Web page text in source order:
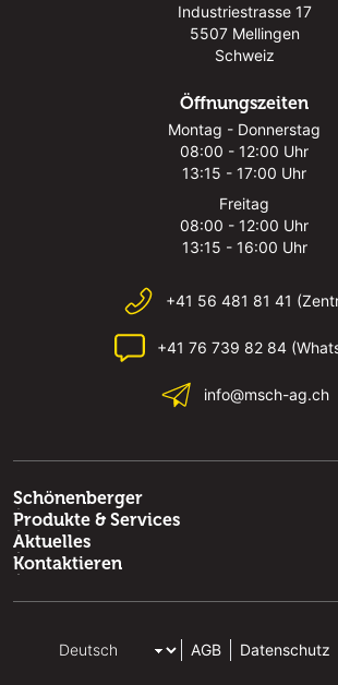
Industriestrasse 17
5507 Mellingen
Schweiz
Öffnungszeiten
Montag - Donnerstag
08:00 - 12:00 Uhr
13:15 - 17:00 Uhr
Freitag
08:00 - 12:00 Uhr
13:15 - 16:00 Uhr
+41 56 481 81 41
+41 76 739 82 84
info@msch-ag.ch
Schönenberger
Produkte & Services
Aktuelles
Kontaktieren
AGB Datenschutz